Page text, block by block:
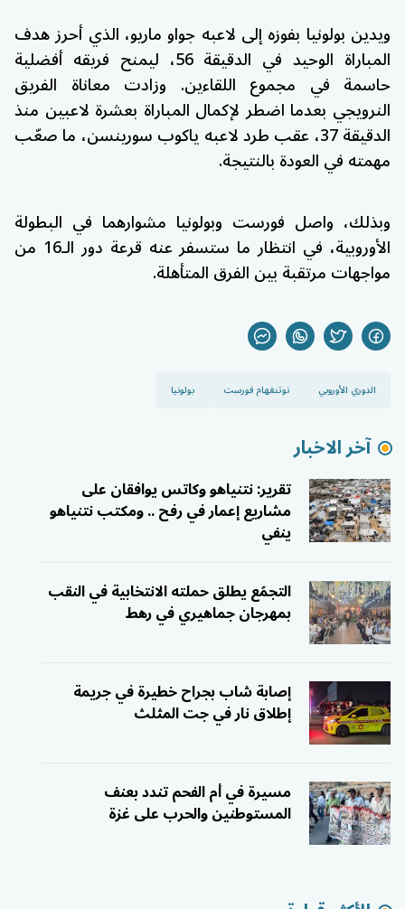
ويدين بولونيا بفوزه إلى لاعبه جواو ماريو، الذي أحرز هدف
المباراة الوحيد في الدقيقة 56، ليمنح فريقه أفضلية
حاسمة في مجموع اللقاءين. وزادت معاناة الفريق
النرويجي بعدما اضطر لإكمال المباراة بعشرة لاعبين منذ
الدقيقة 37، عقب طرد لاعبه ياكوب سورينسن، ما صعّب
مهمته في العودة بالنتيجة.
وبذلك، واصل فورست وبولونيا مشوارهما في البطولة
الأوروبية، في انتظار ما ستسفر عنه قرعة دور الـ16 من
مواجهات مرتقبة بين الفرق المتأهلة.
الدوري الأوروبي نوتنغهام فورست بولونيا
آخر الاخبار
تقرير: نتنياهو وكاتس يوافقان على
مشاريع إعمار في رفح .. ومكتب نتنياهو
ينفي
التجمّع يطلق حملته الانتخابية في النقب
بمهرجان جماهيري في رهط
إصابة شاب بجراح خطيرة في جريمة
إطلاق نار في جت المثلث
مسيرة في أم الفحم تندد بعنف
المستوطنين والحرب على غزة